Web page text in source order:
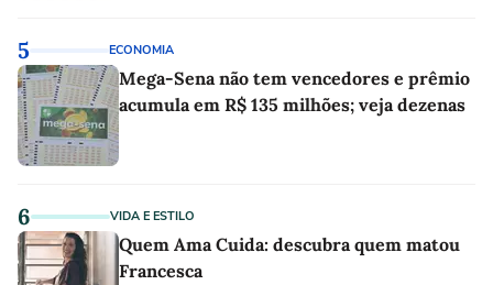
5 ECONOMIA
Mega-Sena não tem vencedores e prêmio
acumula em R$ 135 milhões; veja dezenas
6 VIDA E ESTILO
Quem Ama Cuida: descubra quem matou
Francesca